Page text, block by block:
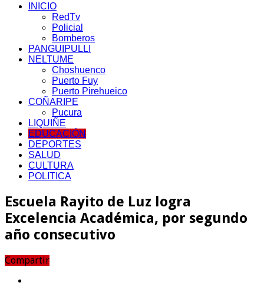
INICIO
RedTv
Policial
Bomberos
PANGUIPULLI
NELTUME
Choshuenco
Puerto Fuy
Puerto Pirehueico
COÑARIPE
Pucura
LIQUIÑE
EDUCACIÓN
DEPORTES
SALUD
CULTURA
POLITICA
Escuela Rayito de Luz logra
Excelencia Académica, por segundo
año consecutivo
Compartir